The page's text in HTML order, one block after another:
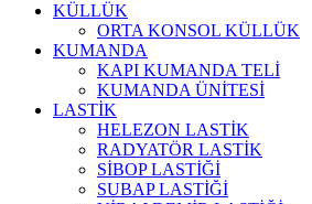
KÜLLÜK
ORTA KONSOL KÜLLÜK
KUMANDA
KAPI KUMANDA TELİ
KUMANDA ÜNİTESİ
LASTİK
HELEZON LASTİK
RADYATÖR LASTİK
SİBOP LASTİĞİ
SUBAP LASTİĞİ